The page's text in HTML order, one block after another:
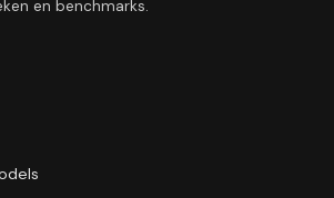
en benchmarks.